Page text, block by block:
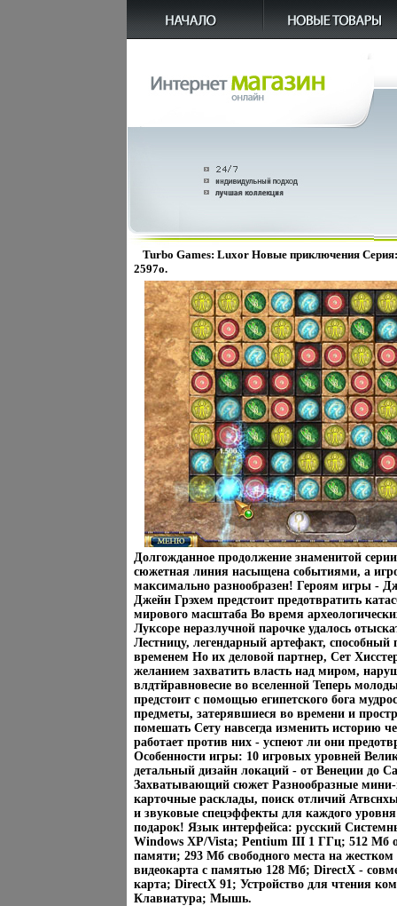
Turbo Games: Luxor Новые приключения
2597o.
Долгожданное продолжение знаменитой
сюжетная линия насыщена событиями, а
максимально разнообразен! Героям игры -
Джейн Грэхем предстоит предотвратить
мирового масштаба Во время
Луксоре неразлучной парочке удалось
Лестницу, легендарный артефакт, способный
временем Но их деловой партнер, Сет
желанием захватить власть над миром,
влдтйравновесие во вселенной Теперь
предстоит с помощью египетского бога
предметы, затерявшиеся во времени и
помешать Сету навсегда изменить историю
работает против них - успеют ли они
Особенности игры: 10 игровых уровней
детальный дизайн локаций - от Венеции до
Захватывающий сюжет Разнообразные
карточные расклады, поиск отличий
и звуковые спецэффекты для каждого
подарок! Язык интерфейса: русский
Windows XP/Vista; Pentium III 1 ГГц; 512 Мб
памяти; 293 Мб свободного места на жестком
видеокарта с памятью 128 Мб; DirectX -
карта; DirectX 91; Устройство для чтения
Клавиатура; Мышь.